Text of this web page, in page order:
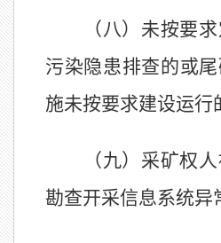
（八）未按要
污染隐患排查的或
施未按要求建设运行
（九）采矿权
勘查开采信息系统异